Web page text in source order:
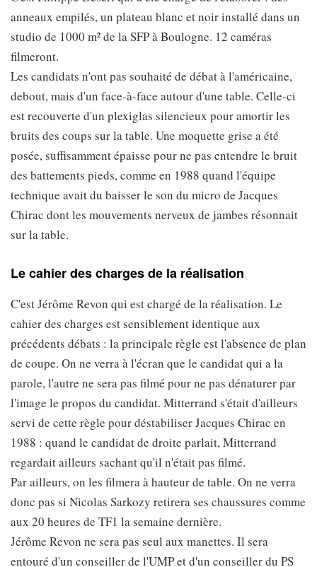
anneaux empilés, un plateau blanc et noir installé dans un
studio de 1000 m² de la SFP à Boulogne. 12 caméras
filmeront.
Les candidats n'ont pas souhaité de débat à l'américaine,
debout, mais d'un face-à-face autour d'une table. Celle-ci
est recouverte d'un plexiglas silencieux pour amortir les
bruits des coups sur la table. Une moquette grise a été
posée, suffisamment épaisse pour ne pas entendre le bruit
des battements pieds, comme en 1988 quand l'équipe
technique avait du baisser le son du micro de Jacques
Chirac dont les mouvements nerveux de jambes résonnait
sur la table.
Le cahier des charges de la réalisation
C'est Jérôme Revon qui est chargé de la réalisation. Le
cahier des charges est sensiblement identique aux
précédents débats : la principale règle est l'absence de plan
de coupe. On ne verra à l'écran que le candidat qui a la
parole, l'autre ne sera pas filmé pour ne pas dénaturer par
l'image le propos du candidat. Mitterrand s'était d'ailleurs
servi de cette règle pour déstabiliser Jacques Chirac en
1988 : quand le candidat de droite parlait, Mitterrand
regardait ailleurs sachant qu'il n'était pas filmé.
Par ailleurs, on les filmera à hauteur de table. On ne verra
donc pas si Nicolas Sarkozy retirera ses chaussures comme
aux 20 heures de TF1 la semaine dernière.
Jérôme Revon ne sera pas seul aux manettes. Il sera
entouré d'un conseiller de l'UMP et d'un conseiller du PS